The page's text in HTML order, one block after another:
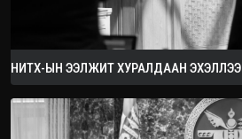
НИТХ-ЫН ЭЭЛЖИТ ХУРАЛДААН ЭХЭЛЛЭЭ